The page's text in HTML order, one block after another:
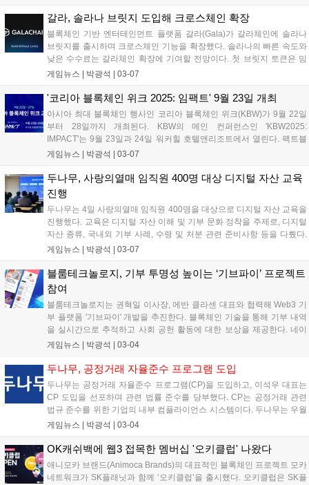
진출 지원 등을 제공할 예정이다....
갈라, 솔라나 브릿지 도입해 크로스체인 확장
블록체인 기반 엔터테인먼트 플랫폼 갈라(Gala)가 갈라체인에 솔라나
브릿지를 출시하며 크로스체인 기능을 확장했다. 솔라나의 빠른 속도와
낮은 수수료는 갈라체인 확장에 기여할 전망이다. 첫 브릿지 토큰은 밈
코인 오피셜트럼프(TRUMP)로, 갈라체인 전송 시 GTRUMP로 변환된
다. 에릭 쉬어마이어 CEO는 이번 통합이 탈중앙화 및 블록체인 연결성
강화에 기여할 것이라고 밝혔다....
게임뉴스 | 박광석 03-07
'코리아 블록체인 위크 2025: 임팩트' 9월 23일 개최
아시아 최대 블록체인 행사인 코리아 블록체인 위크(KBW)가 9월 22일
부터 28일까지 개최된다. KBW의 메인 컨퍼런스인 'KBW2025:
IMPACT'는 9월 23일과 24일 워커힐 호텔앤리조트에서 열린다. 팩트블
록 전선익 대표는 KBW가 블록체인 산업의 협업 허브 역할을 할 것이라
했다....
게임뉴스 | 박광석 03-07
두나무, 사랑의열매 임직원 400명 대상 디지털 자산 교육
진행
두나무는 4일 사랑의열매 임직원 400명을 대상으로 디지털 자산 교육을
진행했다. 교육은 디지털 자산 이해 및 기부 문화 정착을 주제로, 디지털
자산 종류, 국내외 기부 사례, 수령 및 처분 관련 준비사항 등을 다뤘다.
이는 법인의 디지털 자산 시장 참여 로드맵 발표 후 비영리 법인들의 매
을 줄 것으로 기대된다....
게임뉴스 | 박광석 03-07
블룸테크놀로지, 기부 투명성 높이는 ‘기브파이’ 프로젝트
참여
블룸테크놀로지는 권혁일 이사장, 에반 클라센 대표와 협력해 Web3 기
부 플랫폼 '기브파이' 개발을 추진한다. 블록체인 기술을 통해 기부 내역
을 실시간으로 추적하고 사회 공헌 활동에 대한 보상을 제공한다. 네이
버 해피빈과 협력, 글로벌 사회 공헌 활동 생태계를 구축할 예정이다. 블
휴머니티는 글로벌 네트워크를 활용해 사회 공헌 캠페인을 기획한다....
게임뉴스 | 박광석 03-04
두나무, 공정거래 자율준수 프로그램 도입
두나무는 공정거래 자율준수 프로그램(CP)을 도입하고, 이석우 대표는
CP 도입을 선포하며 관련 법률 준수를 당부했다. CP는 공정거래 관련
법규 준수를 위한 기업의 내부 컴플라이언스 시스템이다. 두나무는 우월
한 지위 남용, 담합 금지 등 구체적인 준수정책을 발표했다. 임종헌 CLO
육을 적극적으로 펼칠 계획이다....
게임뉴스 | 박광석 03-04
OK캐쉬백에 웹3 접목한 멤버십 '오키클럽' 나왔다
애니모카 브랜드(Animoca Brands)의 대표적인 블록체인 프로젝트 모카
네트워크가 SK플래닛과 함께 ‘오키클럽’을 출시했다. 오키클럽은 SK플